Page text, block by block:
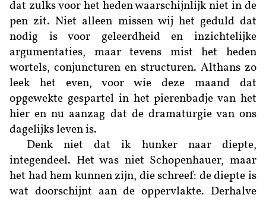
dat zulks voor het heden waarschijnlijk niet in de
pen zit. Niet alleen missen wij het geduld dat
nodig is voor geleerdheid en inzichtelijke
argumentaties, maar tevens mist het heden
wortels, conjuncturen en structuren. Althans zo
leek het even, voor wie deze maand dat
opgewekte gespartel in het pierenbadje van het
hier en nu aanzag dat de dramaturgie van ons
dagelijks leven is.
Denk niet dat ik hunker naar diepte,
integendeel. Het was niet Schopenhauer, maar
het had hem kunnen zijn, die schreef: de diepte is
wat doorschijnt aan de oppervlakte. Derhalve